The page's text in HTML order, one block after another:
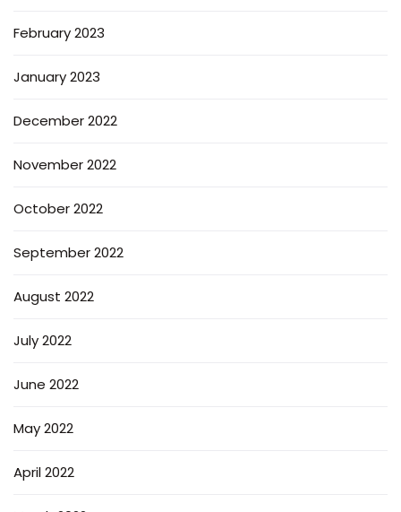
February 2023
January 2023
December 2022
November 2022
October 2022
September 2022
August 2022
July 2022
June 2022
May 2022
April 2022